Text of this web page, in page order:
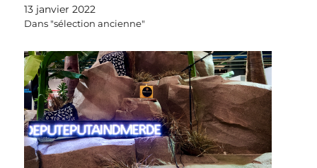
13 janvier 2022
Dans "sélection ancienne"